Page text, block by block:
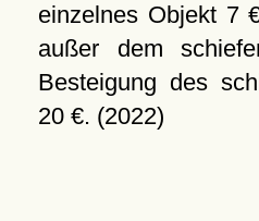
einzelnes Objekt 7
außer dem
Besteigung des
20 €. (2022)